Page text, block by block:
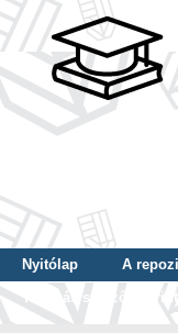
Nyitólap A
Tallózás szerző szerint